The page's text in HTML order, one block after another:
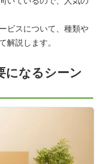
ビスについて、種類や
解説します。
になるシーン